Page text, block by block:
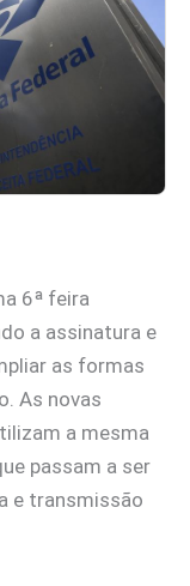
6ª feira
a assinatura e
as formas
As novas
a mesma
passam a ser
e transmissão